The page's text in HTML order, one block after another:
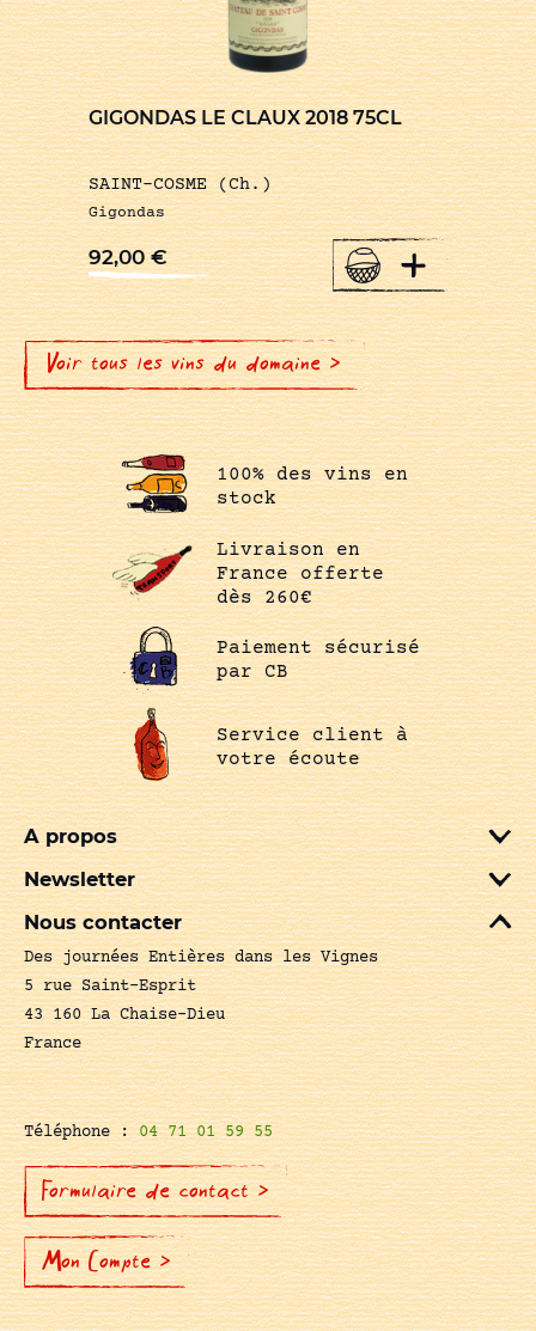
GIGONDAS LE CLAUX 2018 75CL
SAINT-COSME (Ch.)
Gigondas
92,00€ +
Voir tous les vins du domaine >
100% des vins en
stock
Livraison en
France offerte
dès 260€
Paiement sécurisé
par CB
Service client à
votre écoute
A propos
Newsletter
Nous contacter
Des journées Entières dans les Vignes
5 rue Saint-Esprit
43 160 La Chaise-Dieu
France
Téléphone :04 71 01 59 55
Formulaire de contact >
Mon Compte >